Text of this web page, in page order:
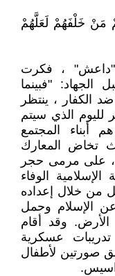
مَنْ خَلْفَهُمْ لَعَلَّهُمْ
"داعش" ، فكرت
الجهاد: "فبينما
الكفار ، ينتظر
لليوم الذي سيتم
أبناء المجتمع
تخاض المعارك
على مرمى حجر
الوفاء
من خلال إعداده
عن الإسلام وحمل
وقد أقام
عسكرية
صورتين لأطفال